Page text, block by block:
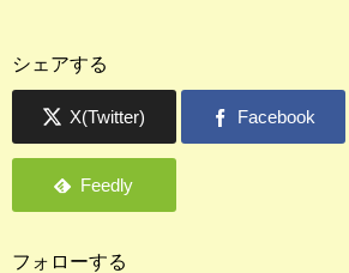
シェアする
フォローする